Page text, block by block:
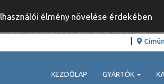
élmény növelése érdekében
KEZDŐLAP GYÁRTÓK